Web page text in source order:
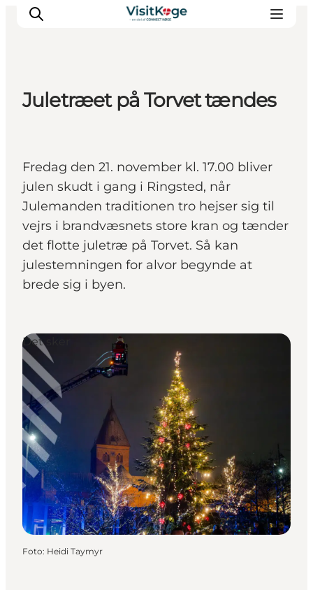
Kano
Det sker
Spisesteder
Overnatning
Outdoor
Juletræet på Torvet tændes
Fredag den 21. november kl. 17.00 bliver
julen skudt i gang i Ringsted, når
Julemanden traditionen tro hejser sig til
vejrs i brandvæsnets store kran og tænder
det flotte juletræ på Torvet. Så kan
julestemningen for alvor begynde at
brede sig i byen.
Det sker
Foto: Heidi Taymyr